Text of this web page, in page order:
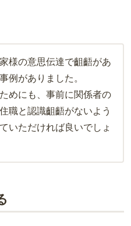
様の意思伝達で齟齬があ
例がありました。
めにも、事前に関係者の
職と認識齟齬がないよう
いただければ良いでしょ